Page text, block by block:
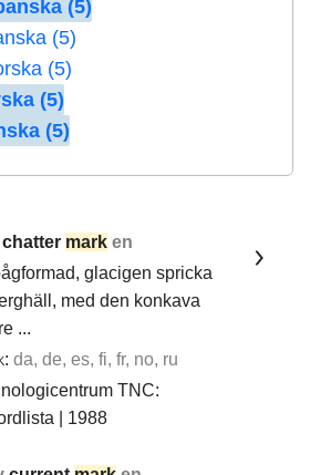
(5)
(5)
(5)
(5)
(5)
chatter mark en
glacigen spricka
med den konkava
...
da, de, es, fi, fr, no, ru
TNC:
| 1988